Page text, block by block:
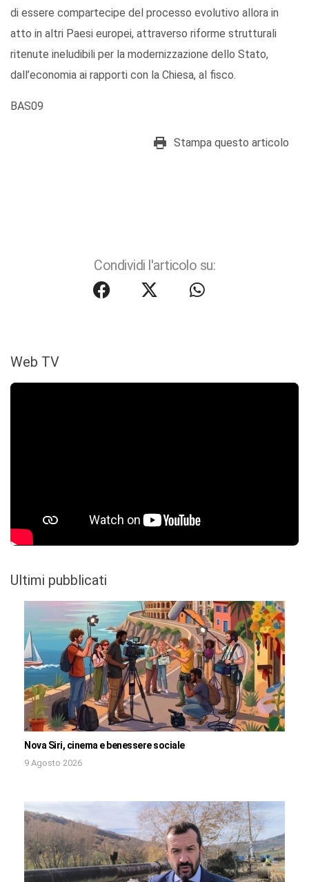
di essere compartecipe del processo evolutivo allora in
atto in altri Paesi europei, attraverso riforme strutturali
ritenute ineludibili per la modernizzazione dello Stato,
dall’economia ai rapporti con la Chiesa, al fisco.
BAS09
Stampa questo articolo
Condividi l'articolo su:
Web TV
Ultimi pubblicati
Nova Siri, cinema e benessere sociale
9 Agosto 2026